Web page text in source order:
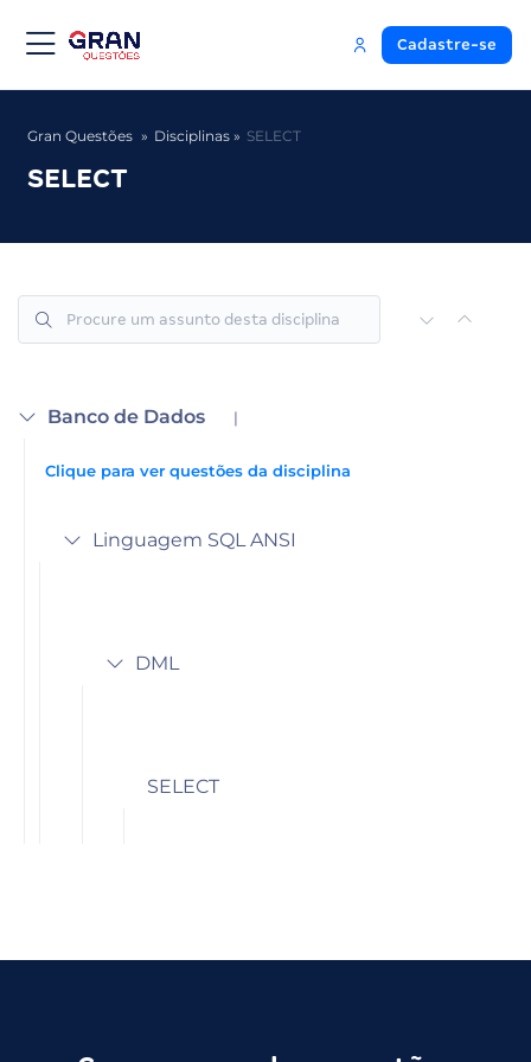
Cadastre-se
Gran Questões Disciplinas SELECT
SELECT
Banco de Dados |
Clique para ver questões da disciplina
Linguagem SQL ANSI
DML
SELECT